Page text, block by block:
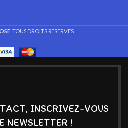
, TOUS DROITS RESERVES.
INSCRIVEZ-VOUS
NEWSLETTER !